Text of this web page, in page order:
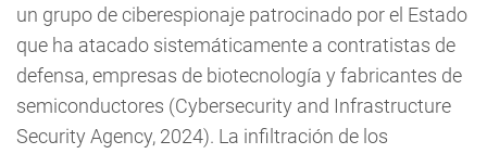
un grupo de ciberespionaje patrocinado por el Estado
que ha atacado sistemáticamente a contratistas de
defensa, empresas de biotecnología y fabricantes de
semiconductores (Cybersecurity and Infrastructure
Security Agency, 2024). La infiltración de los